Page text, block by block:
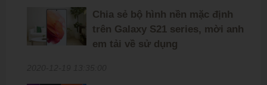
Chia sẻ bộ hình nền mặc định
trên Galaxy S21 series, mời anh
em tải về sử dụng